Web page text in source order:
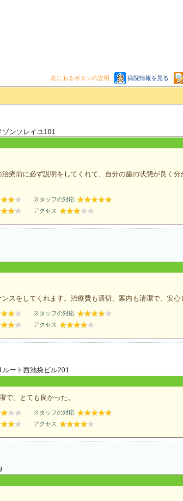
表にあるボタンの説明 病院情報を見る
ンソレイユ101
療前に必ず説明をしてくれて、自分の歯の状態が良く
スタッフの対応
アクセス
スをしてくれます。治療費も適切、案内も清潔で、安心
スタッフの対応
アクセス
ート西池袋ビル201
で、とても良かった。
スタッフの対応
アクセス